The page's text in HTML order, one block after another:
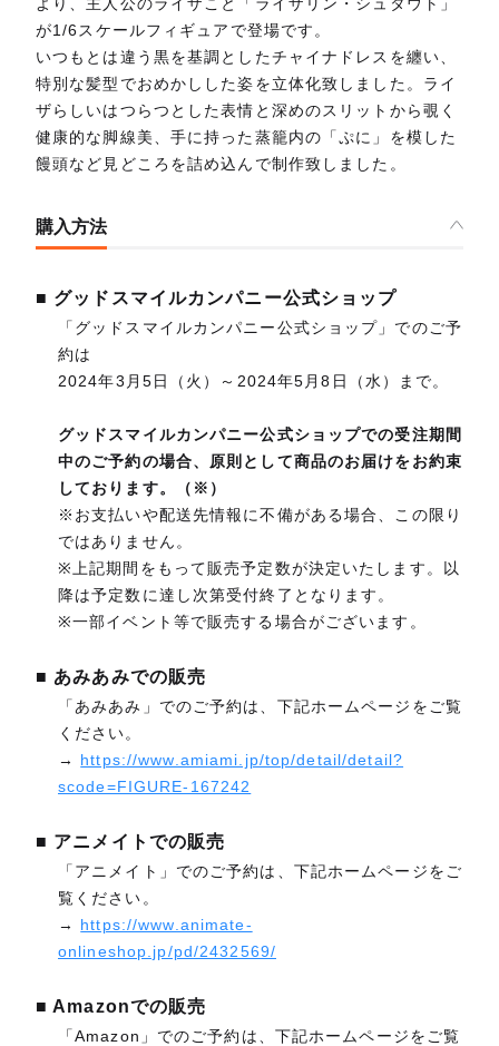
が1/6スケールフィギュアで登場です。
いつもとは違う黒を基調としたチャイナドレスを纏い、
特別な髪型でおめかしした姿を立体化致しました。ライ
ザらしいはつらつとした表情と深めのスリットから覗く
健康的な脚線美、手に持った蒸籠内の「ぷに」を模した
饅頭など見どころを詰め込んで制作致しました。
購入方法
■ グッドスマイルカンパニー公式ショップ
「グッドスマイルカンパニー公式ショップ」でのご予
約は
2024年3月5日（火）～2024年5月8日（水）まで。
グッドスマイルカンパニー公式ショップでの受注期間
中のご予約の場合、原則として商品のお届けをお約束
しております。（※）
※お支払いや配送先情報に不備がある場合、この限り
ではありません。
※上記期間をもって販売予定数が決定いたします。以
降は予定数に達し次第受付終了となります。
※一部イベント等で販売する場合がございます。
■ あみあみでの販売
「あみあみ」でのご予約は、下記ホームページをご覧
ください。
→ https://www.amiami.jp/top/detail/detail?
scode=FIGURE-167242
■ アニメイトでの販売
「アニメイト」でのご予約は、下記ホームページをご
覧ください。
→ https://www.animate-
onlineshop.jp/pd/2432569/
■ Amazonでの販売
「Amazon」でのご予約は、下記ホームページをご覧